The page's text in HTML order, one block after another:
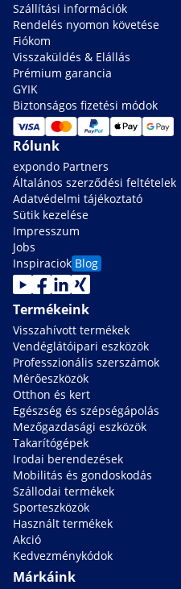
Szállítási információk
Rendelés nyomon követése
Fiókom
Visszaküldés & Elállás
Prémium garancia
GYIK
Biztonságos fizetési módok
Rólunk
expondo Partners
Általános szerződési feltételek
Adatvédelmi tájékoztató
Sütik kezelése
Impresszum
Jobs
Inspiraciok Blog
Termékeink
Visszahívott termékek
Vendéglátóipari eszközök
Professzionális szerszámok
Mérőeszközök
Otthon és kert
Egészség és szépségápolás
Mezőgazdasági eszközök
Takarítógépek
Irodai berendezések
Mobilitás és gondoskodás
Szállodai termékek
Sporteszközök
Használt termékek
Akció
Kedvezménykódok
Márkáink